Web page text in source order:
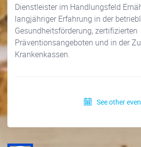
Dienstleister im Handlungsfeld
langjähriger Erfahrung in der
Gesundheitsförderung, zertifizierten
Präventionsangeboten und in der
Krankenkassen.
See other